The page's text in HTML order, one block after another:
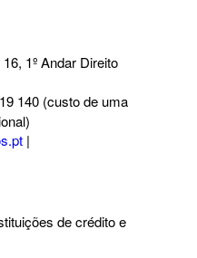
1º Andar Direito
140 (custo de uma
|
de crédito e